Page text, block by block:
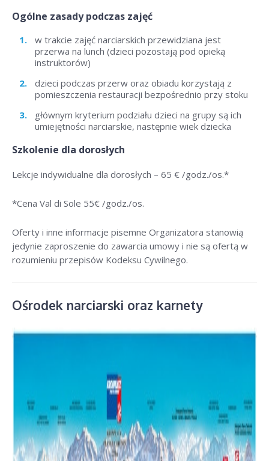
Ogólne zasady podczas zajęć
w trakcie zajęć narciarskich przewidziana jest
przerwa na lunch (dzieci pozostają pod opieką
instruktorów)
dzieci podczas przerw oraz obiadu korzystają z
pomieszczenia restauracji bezpośrednio przy stoku
głównym kryterium podziału dzieci na grupy są ich
umiejętności narciarskie, następnie wiek dziecka
Szkolenie dla dorosłych
Lekcje indywidualne dla dorosłych – 65 € /godz./os.*
*Cena Val di Sole 55€ /godz./os.
Oferty i inne informacje pisemne Organizatora stanowią
jedynie zaproszenie do zawarcia umowy i nie są ofertą w
rozumieniu przepisów Kodeksu Cywilnego.
Ośrodek narciarski oraz karnety